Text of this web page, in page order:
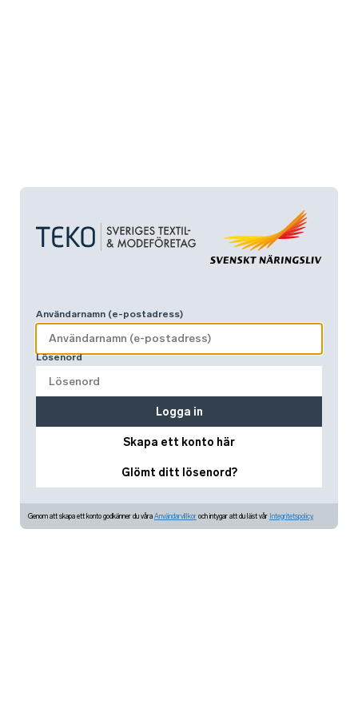
Användarnamn (e-postadress)
Lösenord
Skapa ett konto här
Glömt ditt lösenord?
Logga in
Genom att skapa ett konto godkänner du våra Användarvillkor och intygar att du läst vår Integritetspolicy.